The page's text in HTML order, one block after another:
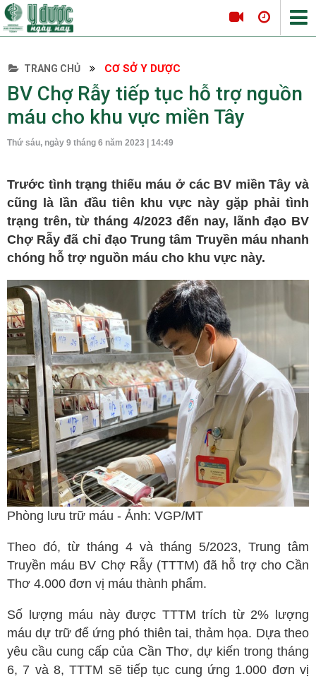
Tin tức Y Dược
Thông tin hội nghị
Hội thảo
Tọa đàm khoa học
Hô hấp
Tiêu hóa
Da liễu
Nội tiết
Ngoại khoa
Ngoại tổng quát
Ngoại tiết niệu
Chấn thương chỉnh hình
Dược Khoa
Các bài thuốc hay
Cách sử dụng thuốc
Y học cổ truyền
Dược học cổ truyền
Châm cứu
Khỏe đẹp
Spa
Mỹ phẩm
TRANG CHỦ CƠ SỞ Y DƯỢC
BV Chợ Rẫy tiếp tục hỗ trợ nguồn
máu cho khu vực miền Tây
Thứ sáu, ngày 9 tháng 6 năm 2023 | 14:49
Trước tình trạng thiếu máu ở các BV miền Tây và
cũng là lần đầu tiên khu vực này gặp phải tình
trạng trên, từ tháng 4/2023 đến nay, lãnh đạo BV
Chợ Rẫy đã chỉ đạo Trung tâm Truyền máu nhanh
chóng hỗ trợ nguồn máu cho khu vực này.
Phòng lưu trữ máu - Ảnh: VGP/MT
Theo đó, từ tháng 4 và tháng 5/2023, Trung tâm
Truyền máu BV Chợ Rẫy (TTTM) đã hỗ trợ cho Cần
Thơ 4.000 đơn vị máu thành phẩm.
Số lượng máu này được TTTM trích từ 2% lượng
máu dự trữ để ứng phó thiên tai, thảm họa. Dựa theo
yêu cầu cung cấp của Cần Thơ, dự kiến trong tháng
6, 7 và 8, TTTM sẽ tiếp tục cung ứng 1.000 đơn vị